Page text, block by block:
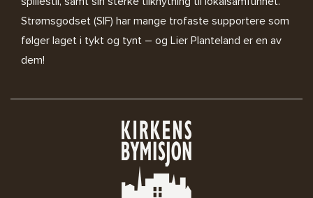
Strømsgodset (SIF) har mange trofaste supportere som
følger laget i tykt og tynt – og Lier Planteland er en av
dem!